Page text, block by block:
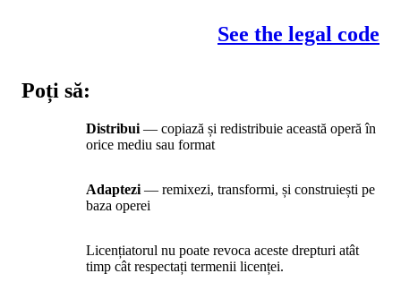
See the legal code
Poți să:
Distribui — copiază și redistribuie această operă în
orice mediu sau format
Adaptezi — remixezi, transformi, și construiești pe
baza operei
Licențiatorul nu poate revoca aceste drepturi atât
timp cât respectați termenii licenței.